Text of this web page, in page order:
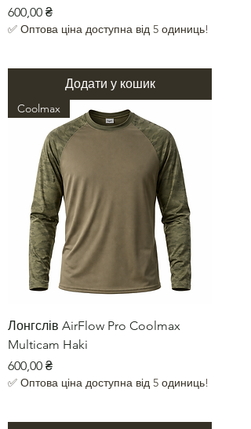
Ціна
600,00 ₴
✅ Оптова ціна доступна від 5 одиниць!
Додати у кошик
Coolmax
Лонгслів AirFlow Pro Coolmax
Multicam Haki
Ціна
600,00 ₴
✅ Оптова ціна доступна від 5 одиниць!